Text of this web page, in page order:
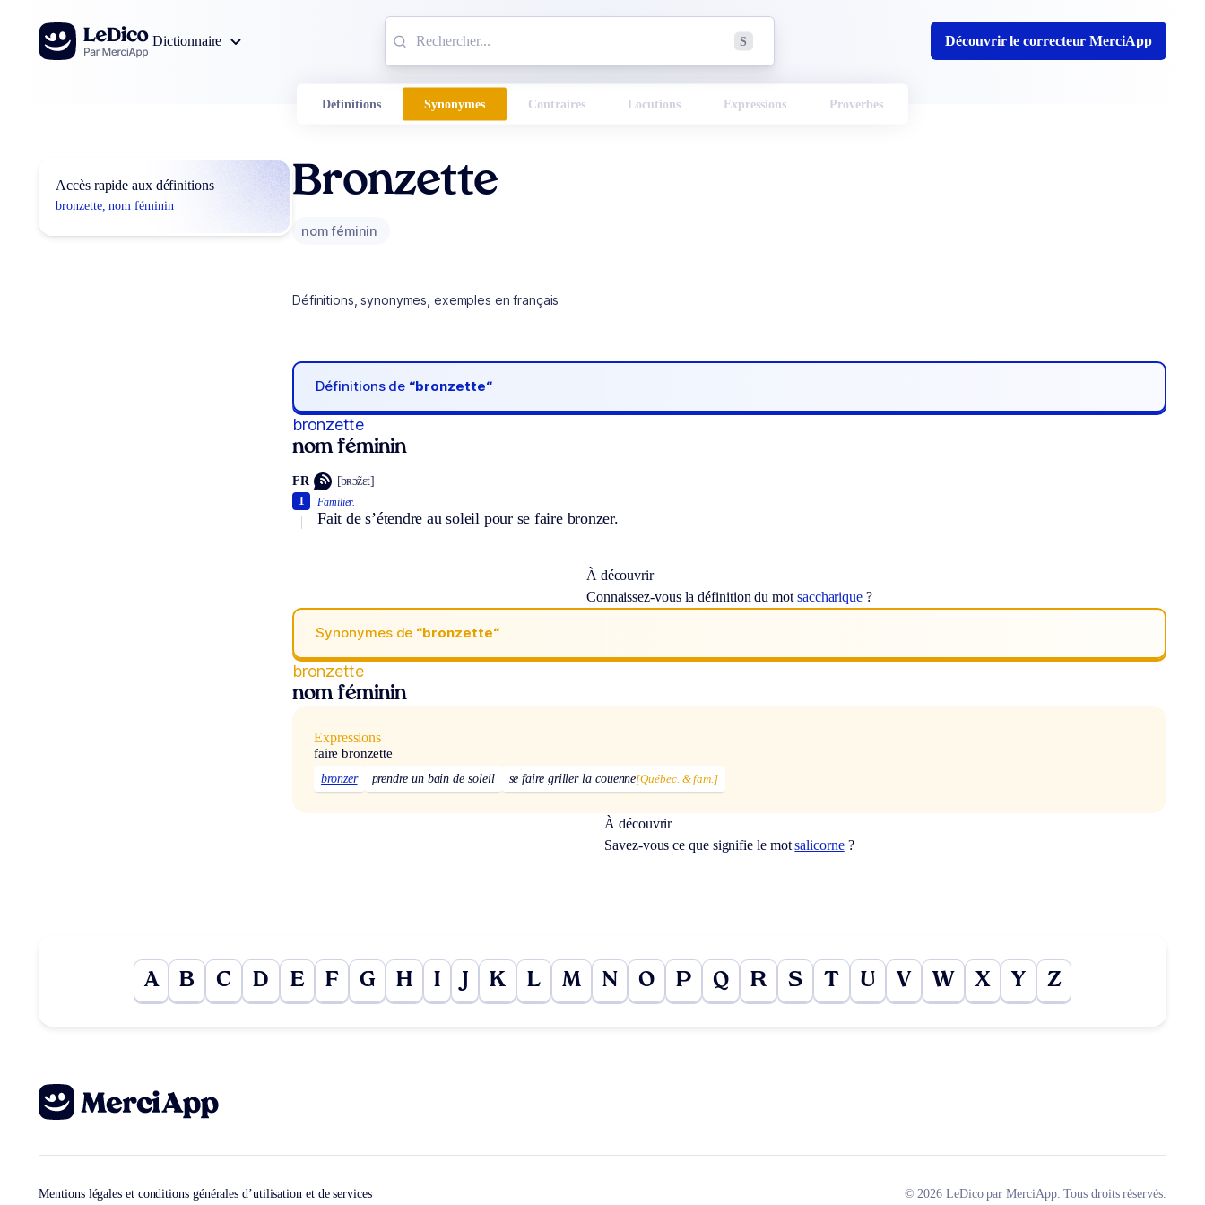
Aller au contenu
Dictionnaire
S Découvrir le correcteur MerciApp
Définitions Synonymes Contraires Locutions Expressions Proverbes
Accès rapide aux définitions
bronzette, nom féminin
Bronzette
nom féminin
Définitions, synonymes, exemples en français
Définitions de “bronzette“
bronzette
nom féminin
FR [bʀɔ̃zɛt]
Familier.
Fait de s’étendre au soleil pour se faire bronzer.
1
À découvrir
Connaissez-vous la définition du mot saccharique ?
Synonymes de “bronzette“
bronzette
nom féminin
Expressions
faire bronzette
bronzer prendre un bain de soleil se faire griller la couenne[Québec. & fam.]
À découvrir
Savez-vous ce que signifie le motsalicorne?
A B C D E F G H I K L M N O P Q R S T U V W X Y Z
Mentions légales et conditions générales d’utilisation et de services © 2026 LeDico par MerciApp. Tous droits réservés.